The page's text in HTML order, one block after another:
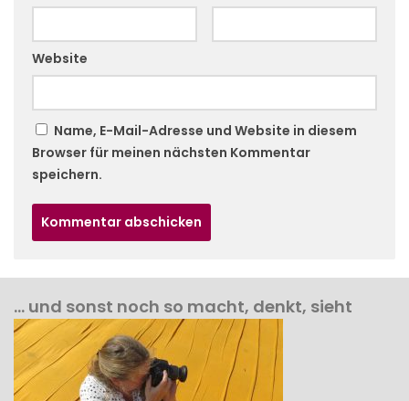
Website
Name, E-Mail-Adresse und Website in diesem
Browser für meinen nächsten Kommentar
speichern.
… und sonst noch so macht, denkt, sieht